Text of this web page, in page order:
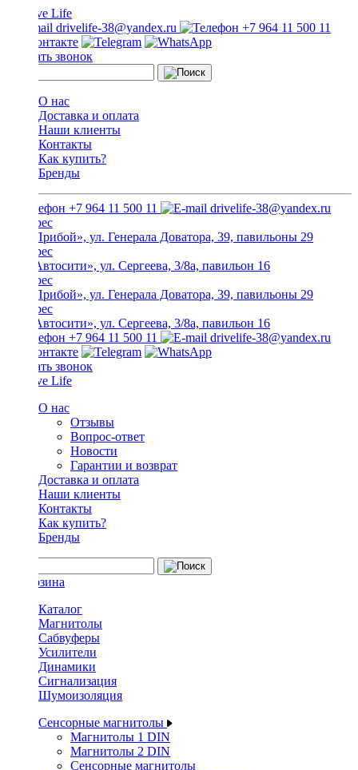
drivelife-38@yandex.ru +7 964 11 500 11
Заказать звонок
О нас
Доставка и оплата
Наши клиенты
Контакты
Как купить?
Бренды
+7 964 11 500 11 drivelife-38@yandex.ru
ТЦ «Прибой», ул. Генерала Доватора, 39, павильоны 29
ТЦ «Автосити», ул. Сергеева, 3/8а, павильон 16
ТЦ «Прибой», ул. Генерала Доватора, 39, павильоны 29
ТЦ «Автосити», ул. Сергеева, 3/8а, павильон 16
+7 964 11 500 11
drivelife-38@yandex.ru
Заказать звонок
О нас
Отзывы
Вопрос-ответ
Новости
Гарантии и возврат
Доставка и оплата
Наши клиенты
Контакты
Как купить?
Бренды
Каталог
Магнитолы
Сабвуферы
Усилители
Динамики
Сигнализация
Шумоизоляция
Сенсорные магнитолы
Магнитолы 1 DIN
Магнитолы 2 DIN
Сенсорные магнитолы